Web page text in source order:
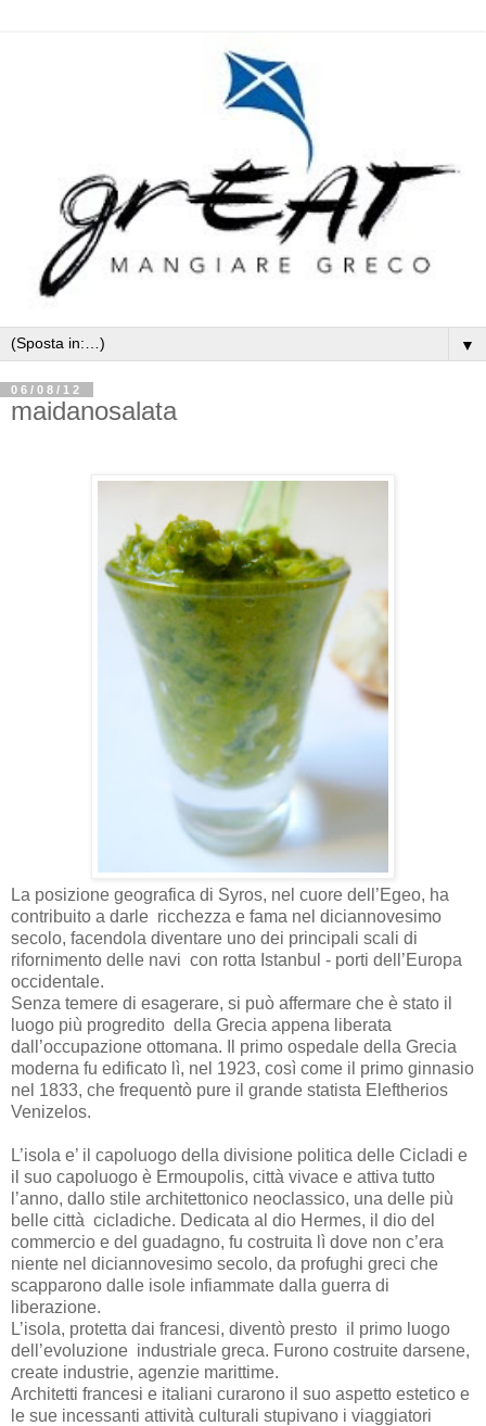
▼
06/08/12
maidanosalata
La posizione geografica di Syros, nel cuore dell’Egeo, ha
contribuito a darle ricchezza e fama nel diciannovesimo
secolo, facendola diventare uno dei principali scali di
rifornimento delle navi con rotta Istanbul - porti dell’Europa
occidentale.
Senza temere di esagerare, si può affermare che è stato il
luogo più progredito della Grecia appena liberata
dall’occupazione ottomana. Il primo ospedale della Grecia
moderna fu edificato lì, nel 1923, così come il primo ginnasio
nel 1833, che frequentò pure il grande statista Eleftherios
Venizelos.
L’isola e’ il capoluogo della divisione politica delle Cicladi e
il suo capoluogo è Ermoupolis, città vivace e attiva tutto
l’anno, dallo stile architettonico neoclassico, una delle più
belle città cicladiche. Dedicata al dio Hermes, il dio del
commercio e del guadagno, fu costruita lì dove non c’era
niente nel diciannovesimo secolo, da profughi greci che
scapparono dalle isole infiammate dalla guerra di
liberazione.
L’isola, protetta dai francesi, diventò presto il primo luogo
dell’evoluzione industriale greca. Furono costruite darsene,
create industrie, agenzie marittime.
Architetti francesi e italiani curarono il suo aspetto estetico e
le sue incessanti attività culturali stupivano i viaggiatori